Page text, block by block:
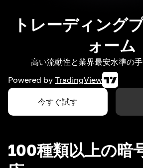
トレーディング
ォーム
高い流動性と業界最安水準の
Powered by TradingView
今すぐ試す
100種類以上の暗